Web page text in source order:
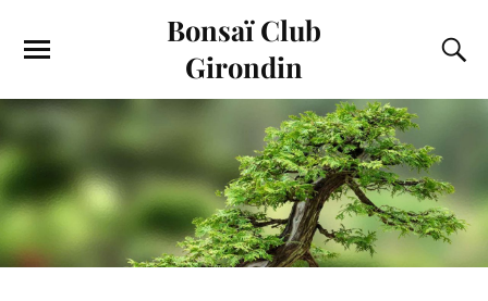
Bonsaï Club
Girondin